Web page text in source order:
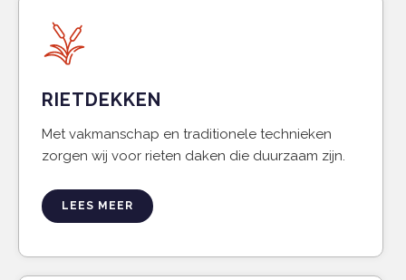
RIETDEKKEN
Met vakmanschap en traditionele technieken
zorgen wij voor rieten daken die duurzaam zijn.
LEES MEER